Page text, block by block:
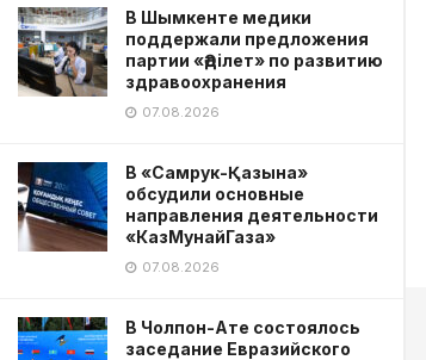
В Шымкенте медики
поддержали предложения
партии «Әділет» по развитию
здравоохранения
07.08.2026
В «Самрук-Қазына»
обсудили основные
направления деятельности
«КазМунайГаза»
07.08.2026
В Чолпон-Ате состоялось
заседание Евразийского